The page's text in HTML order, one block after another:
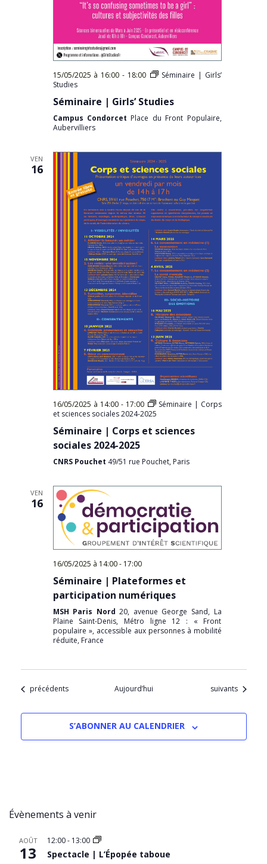
15/05/2025 à 16:00 - 18:00
Séminaire | Girls’
Studies
Séminaire | Girls’ Studies
Campus Condorcet Place du Front Populaire,
Aubervilliers
VEN
16
16/05/2025 à 14:00- 17:00
Séminaire | Corps
et sciences sociales 2024-2025
Séminaire | Corps et sciences
sociales 2024-2025
CNRS Pouchet 49/51 rue Pouchet, Paris
VEN
16
16/05/2025 à 14:00- 17:00
Séminaire | Plateformes et
participation numériques
MSH Paris Nord20, avenue George Sand, La
Plaine Saint-Denis, Métro ligne 12 : « Front
populaire », accessible aux personnes à mobilité
réduite, France
Évènements
précédents Aujourd’hui Évènements
suivants
S’ABONNER AU CALENDRIER
Évènements à venir
AOÛT
13
12:00- 13:00
Spectacle | L’Épopée taboue